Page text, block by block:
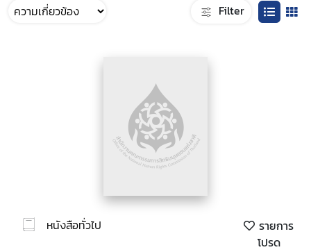
Filter
หนังสือทั่วไป
รายการ
โปรด